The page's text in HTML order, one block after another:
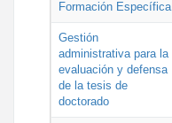
Formación Específica
Gestión
administrativa para la
evaluación y defensa
de la tesis de
doctorado